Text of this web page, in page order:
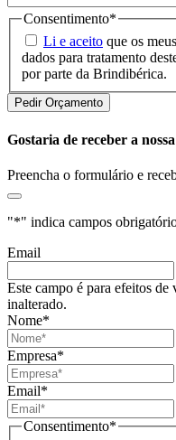
Consentimento*
Li e aceito que os
dados para tratamento
por parte da Brindibérica.
Gostaria de receber a
Preencha o formulário e
"*" indica campos
Email
Este campo é para efeitos
inalterado.
Nome*
Empresa*
Email*
Consentimento*